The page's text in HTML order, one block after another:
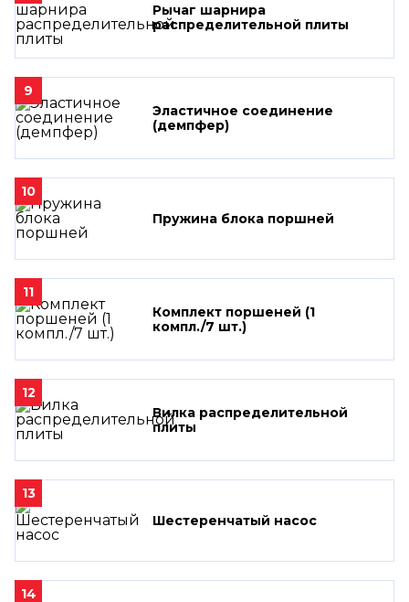
Рычаг шарнира
распределительной плиты
9
Эластичное соединение
(демпфер)
10
Пружина блока поршней
11
Комплект поршеней (1
компл./7 шт.)
12
Вилка распределительной
плиты
13
Шестеренчатый насос
14